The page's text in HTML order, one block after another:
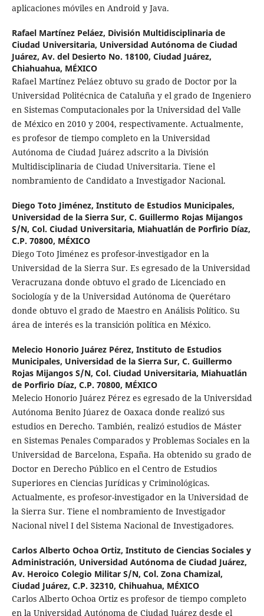
aplicaciones móviles en Android y Java.
Rafael Martínez Peláez, División Multidisciplinaria de
Ciudad Universitaria, Universidad Autónoma de Ciudad
Juárez, Av. del Desierto No. 18100, Ciudad Juárez,
Chiahuahua, MÉXICO
Rafael Martínez Peláez obtuvo su grado de Doctor por la
Universidad Politécnica de Cataluña y el grado de Ingeniero
en Sistemas Computacionales por la Universidad del Valle
de México en 2010 y 2004, respectivamente. Actualmente,
es profesor de tiempo completo en la Universidad
Autónoma de Ciudad Juárez adscrito a la División
Multidisciplinaria de Ciudad Universitaria. Tiene el
nombramiento de Candidato a Investigador Nacional.
Diego Toto Jiménez, Instituto de Estudios Municipales,
Universidad de la Sierra Sur, C. Guillermo Rojas Mijangos
S/N, Col. Ciudad Universitaria, Miahuatlán de Porfirio Díaz,
C.P. 70800, MÉXICO
Diego Toto Jiménez es profesor-investigador en la
Universidad de la Sierra Sur. Es egresado de la Universidad
Veracruzana donde obtuvo el grado de Licenciado en
Sociología y de la Universidad Autónoma de Querétaro
donde obtuvo el grado de Maestro en Análisis Político. Su
área de interés es la transición política en México.
Melecio Honorio Juárez Pérez, Instituto de Estudios
Municipales, Universidad de la Sierra Sur, C. Guillermo
Rojas Mijangos S/N, Col. Ciudad Universitaria, Miahuatlán
de Porfirio Díaz, C.P. 70800, MÉXICO
Melecio Honorio Juárez Pérez es egresado de la Universidad
Autónoma Benito Júarez de Oaxaca donde realizó sus
estudios en Derecho. También, realizó estudios de Máster
en Sistemas Penales Comparados y Problemas Sociales en la
Universidad de Barcelona, España. Ha obtenido su grado de
Doctor en Derecho Público en el Centro de Estudios
Superiores en Ciencias Jurídicas y Criminológicas.
Actualmente, es profesor-investigador en la Universidad de
la Sierra Sur. Tiene el nombramiento de Investigador
Nacional nivel I del Sistema Nacional de Investigadores.
Carlos Alberto Ochoa Ortiz, Instituto de Ciencias Sociales y
Administración, Universidad Autónoma de Ciudad Juárez,
Av. Heroico Colegio Militar S/N, Col. Zona Chamizal,
Ciudad Juárez, C.P. 32310, Chihuahua, MÉXICO
Carlos Alberto Ochoa Ortiz es profesor de tiempo completo
en la Universidad Autónoma de Ciudad Juárez desde el